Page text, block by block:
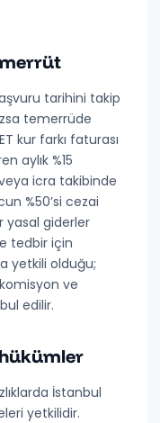
tarihini takip
temerrüde
kur farkı faturası
aylık %15
icra takibinde
%50’si cezai
yasal giderler
tedbir için
yetkili olduğu;
ve
edilir.
İstanbul
yetkilidir.